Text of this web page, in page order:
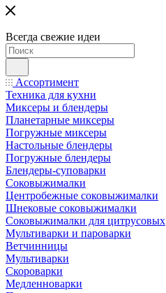
Всегда свежие идеи
Ассортимент
Техника для кухни
Миксеры и блендеры
Планетарные миксеры
Погружные миксеры
Настольные блендеры
Погружные блендеры
Блендеры-суповарки
Соковыжималки
Центробежные соковыжималки
Шнековые соковыжималки
Соковыжималки для цитрусовых
Мультиварки и пароварки
Ветчинницы
Мультиварки
Скороварки
Медленноварки